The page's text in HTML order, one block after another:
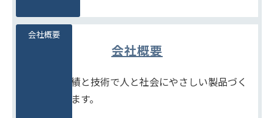
会社概要
たしかな実績と技術で人と社会にやさしい製品づく
りをめざします。
会社概要